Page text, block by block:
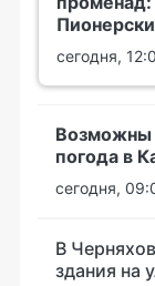
сегодня,
Возможны
погода в
сегодня,
В
здания на